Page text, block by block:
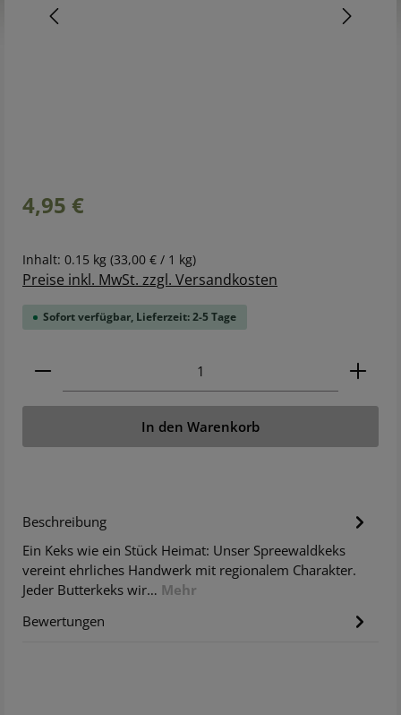
Regulärer Preis:
4,95 €
Inhalt: 0.15 kg (33,00 € / 1 kg)
Preise inkl. MwSt. zzgl. Versandkosten
Sofort verfügbar, Lieferzeit: 2-5 Tage
Produkt Anzahl: Gib den gewünschten Wert ein
In den Warenkorb
Beschreibung
Ein Keks wie ein Stück Heimat: Unser Spreewaldkeks
vereint ehrliches Handwerk mit regionalem Charakter.
Jeder Butterkeks wir… Mehr
Bewertungen